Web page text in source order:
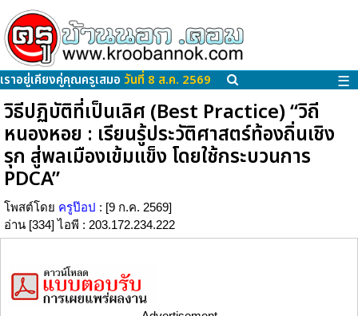
เราอยู่เคียงคู่คุณครูเสมอ วันที่ 8 ส.ค. 2569 ☰
วิธีปฏิบัติที่เป็นเลิศ (Best Practice) “วิถี
หนองหอย : เรียนรู้ประวัติศาสตร์ท้องถิ่นเชิง
รุก สู่พลเมืองเข้มแข็ง โดยใช้กระบวนการ
PDCA”
โพสต์โดย ครูป๊อป : [9 ก.ค. 2569]
อ่าน [334] ไอพี : 203.172.234.222